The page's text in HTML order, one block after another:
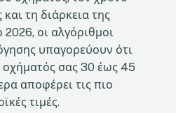
τη διάρκεια της
2026, οι αλγόριθμοι
υπαγορεύουν ότι
σας 30 έως 45
αποφέρει τις πιο
τιμές.